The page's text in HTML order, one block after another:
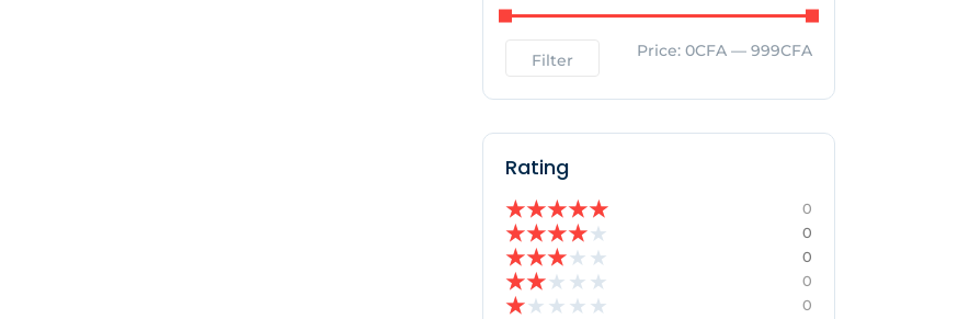
Filter Price: 0CFA — 999CFA
Rating
★★★★★ 0
★★★★★ 0
★★★★ ★ 0
★★★ ★ ★ 0
★★ ★ ★ ★ 0